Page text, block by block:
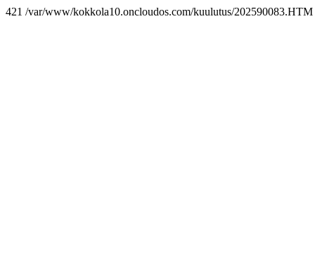
421 /var/www/kokkola10.oncloudos.com/kuulutus/202590083.HTM